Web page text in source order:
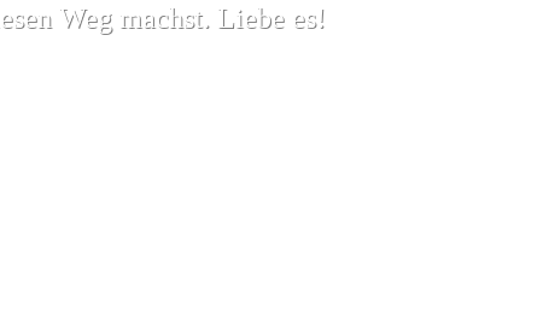
Weg machst. Liebe es!